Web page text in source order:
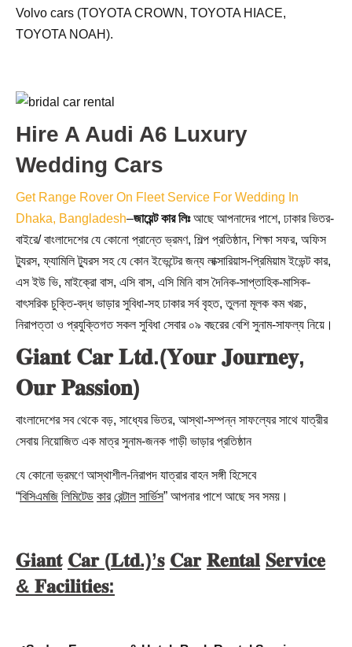
Volvo cars (TOYOTA CROWN, TOYOTA HIACE,
TOYOTA NOAH).
Hire A Audi A6 Luxury
Wedding Cars
Get Range Rover On Fleet Service For Wedding In
Dhaka, Bangladesh–জায়েন্ট কার লিঃআছে আপনাদের পাশে, ঢাকার ভিতর-
বাইরে/ বাংলাদেশের যে কোনো প্রান্তে ভ্রমণ, শিল্প প্রতিষ্ঠান, শিক্ষা সফর, অফিস
ট্যুরস, ফ্যামিলি ট্যুরস সহ যে কোন ইভেন্টের জন্য লাক্সারিয়াস-প্রিমিয়াম ইভেন্ট কার,
এস ইউ ভি, মাইক্রো বাস, এসি বাস, এসি মিনি বাস দৈনিক-সাপ্তাহিক-মাসিক-
বাৎসরিক চুক্তি-বদ্ধ ভাড়ার সুবিধা-সহ ঢাকার সর্ব বৃহত, তুলনা মূলক কম খরচ,
নিরাপত্তা ও প্রযুক্তিগত সকল সুবিধা সেবার ০৯ বছরের বেশি সুনাম-সাফল্য নিয়ে।
𝐆𝐢𝐚𝐧𝐭 𝐂𝐚𝐫 𝐋𝐭𝐝.(𝐘𝐨𝐮𝐫 𝐉𝐨𝐮𝐫𝐧𝐞𝐲,
𝐎𝐮𝐫 𝐏𝐚𝐬𝐬𝐢𝐨𝐧)
বাংলাদেশের সব থেকে বড়, সাধ্যের ভিতর, আস্থা-সম্পন্ন সাফল্যের সাথে যাত্রীর
সেবায় নিয়োজিত এক মাত্র সুনাম-জনক গাড়ী ভাড়ার প্রতিষ্ঠান
যে কোনো ভ্রমণে আস্থাশীল-নিরাপদ যাত্রার বাহন সঙ্গী হিসেবে
“বিসিএমজি লিমিটেড কার রেন্টাল সার্ভিস” আপনার পাশে আছে সব সময়।
𝐆𝐢𝐚𝐧𝐭 𝐂𝐚𝐫 (𝐋𝐭𝐝.)’𝐬 𝐂𝐚𝐫 𝐑𝐞𝐧𝐭𝐚𝐥 𝐒𝐞𝐫𝐯𝐢𝐜𝐞
& 𝐅𝐚𝐜𝐢𝐥𝐢𝐭𝐢𝐞𝐬: